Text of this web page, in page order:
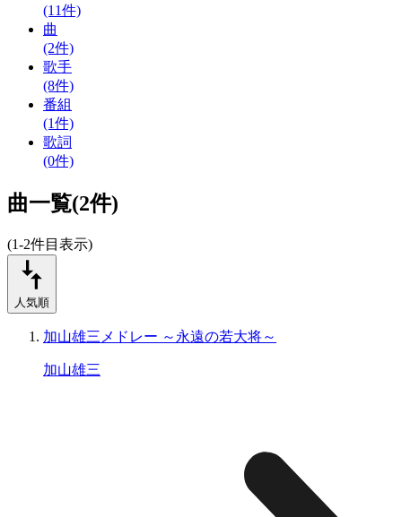
(11件)
曲
(2件)
歌手
(8件)
番組
(1件)
歌詞
(0件)
曲一覧(2件)
(1-2件目表示)
人気順
加山雄三メドレー ～永遠の若大将～
加山雄三